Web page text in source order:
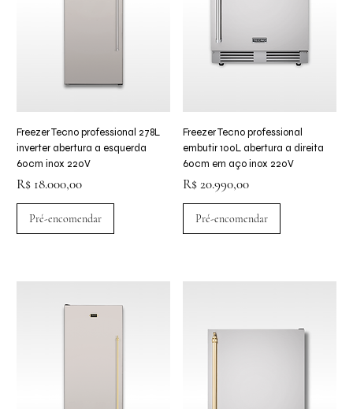
Freezer Tecno professional 278L
inverter abertura a esquerda
60cm inox 220V
Preço
R$ 18.000,00
Pré-encomendar
Freezer Tecno professional
embutir 100L abertura a direita
60cm em aço inox 220V
Preço
R$ 20.990,00
Pré-encomendar